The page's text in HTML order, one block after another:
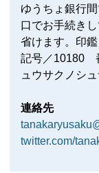
ゆうちょ銀行
口でお手続き
省けます。印鑑
記号／10180
ュウサクノシ
連絡先
twitter.com/